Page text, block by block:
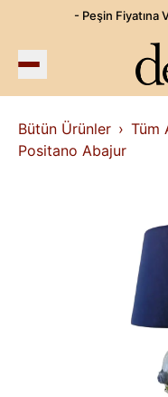
- Peşin Fiyatına
Bütün Ürünler Tüm
Positano Abajur